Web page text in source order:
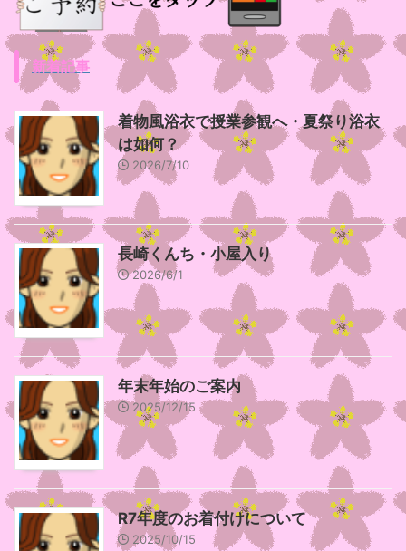
新着記事
着物風浴衣で授業参観へ・夏祭り浴衣
は如何？
2026/7/10
長崎くんち・小屋入り
2026/6/1
年末年始のご案内
2025/12/15
R7年度のお着付けについて
2025/10/15